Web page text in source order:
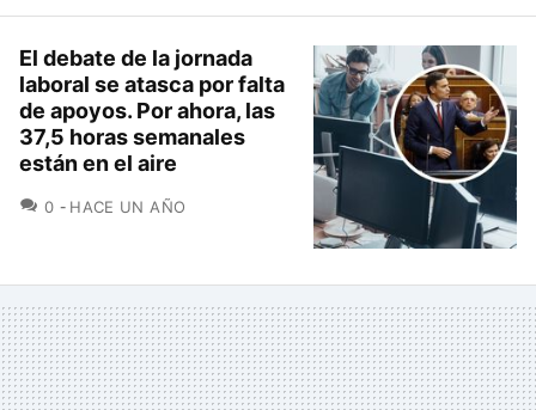
El debate de la jornada
laboral se atasca por falta
de apoyos. Por ahora, las
37,5 horas semanales
están en el aire
0 COMENTARIOS
HACE UN AÑO